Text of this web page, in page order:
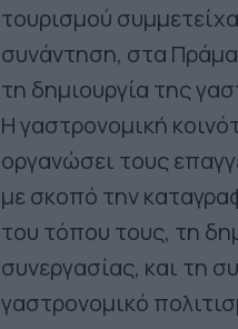
τουρισμού
συνάντηση, στα
τη δημιουργία της
Η γαστρονομική
οργανώσει τους
με σκοπό την
του τόπου τους, τη
συνεργασίας, και τη
γαστρονομικό